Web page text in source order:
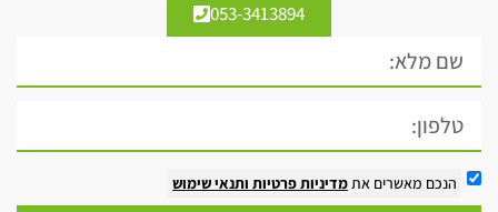
053-3413894
הנכם מאשרים אתמדיניות פרטיות ותנאי שימוש